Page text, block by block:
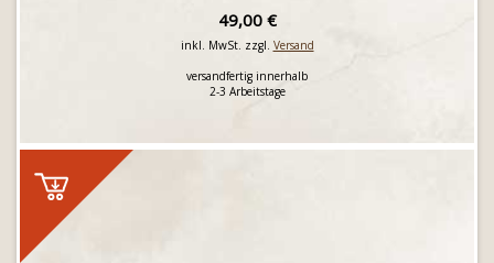
49,00 €
inkl. MwSt. zzgl. Versand
versandfertig innerhalb
2-3 Arbeitstage